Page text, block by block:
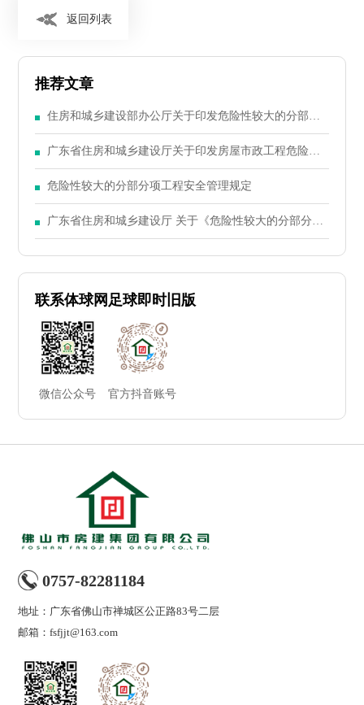
返回列表
推荐文章
住房和城乡建设部办公厅关于印发危险性较大的分部分
项工程专项施工方案编制指南的通知
广东省住房和城乡建设厅关于印发房屋市政工程危险性
较大的分部分项工程安全管理实施细则的通知
危险性较大的分部分项工程安全管理规定
广东省住房和城乡建设厅 关于《危险性较大的分部分项
工程安全管理办法》 的实施细则
联系体球网足球即时旧版
微信公众号 官方抖音账号
0757-82281184
地址：广东省佛山市禅城区公正路83号二层
邮箱：fsfjjt@163.com